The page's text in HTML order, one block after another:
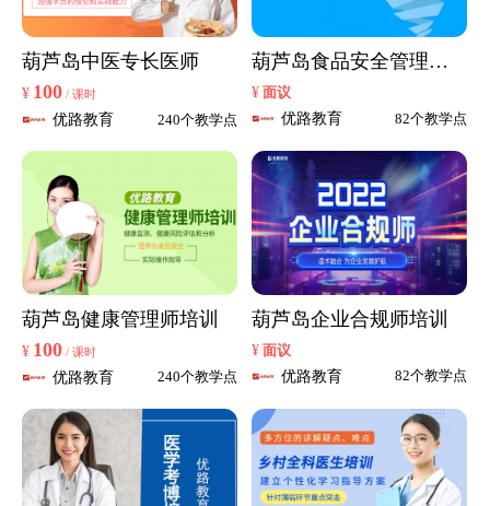
葫芦岛中医专长医师
¥ 100 / 课时
优路教育 240个教学点
葫芦岛食品安全管理师
培训
¥ 面议
优路教育 82个教学点
葫芦岛健康管理师培训
¥ 100 / 课时
优路教育 240个教学点
葫芦岛企业合规师培训
¥ 面议
优路教育 82个教学点